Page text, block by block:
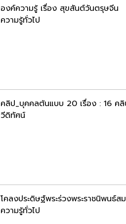
องค์ความรู้ เรื่อง สุขสันต์วันตรุษจีน
ความรู้ทั่วไป
คลิป_บุคคลต้นแบบ 20 เรื่อง : 16
วีดิทัศน์
โคลงประดิษฐ์พระร่วงพระราชนิพนธ์
ความรู้ทั่วไป